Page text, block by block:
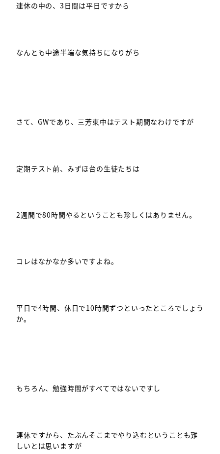
連休の中の、3日間は平日ですから
なんとも中途半端な気持ちになりがち
さて、GWであり、三芳東中はテスト期間なわけですが
定期テスト前、みずほ台の生徒たちは
2週間で80時間やるということも珍しくはありません。
コレはなかなか多いですよね。
平日で4時間、休日で10時間ずつといったところでしょう
か。
もちろん、勉強時間がすべてではないですし
連休ですから、たぶんそこまでやり込むということも難
しいとは思いますが